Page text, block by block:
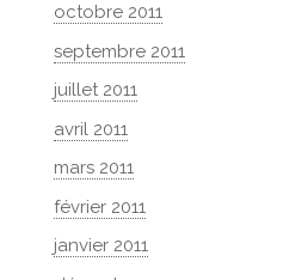
octobre 2011
septembre 2011
juillet 2011
avril 2011
mars 2011
février 2011
janvier 2011